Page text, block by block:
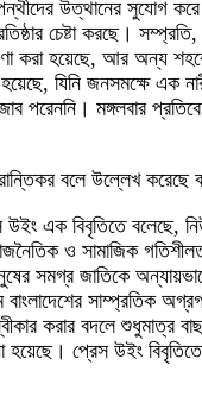
উত্থানের সুযোগ করে
চেষ্টা করছে।
করা হয়েছে, আর অন্য
যিনি জনসমক্ষে এক
পরেননি। মঙ্গলবার
বলে উল্লেখ করেছে
উইং এক বিবৃতিতে বলেছে,
ও সামাজিক
সমগ্র জাতিকে
সাম্প্রতিক
করার বদলে শুধুমাত্র
হয়েছে। প্রেস উইং বিবৃতিতে